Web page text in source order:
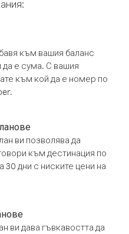
към вашия баланс
да е сума. С вашия
към кой да е номер по
ви позволява да
към дестинация по
дни с ниските цени на
ви дава гъвкавостта да